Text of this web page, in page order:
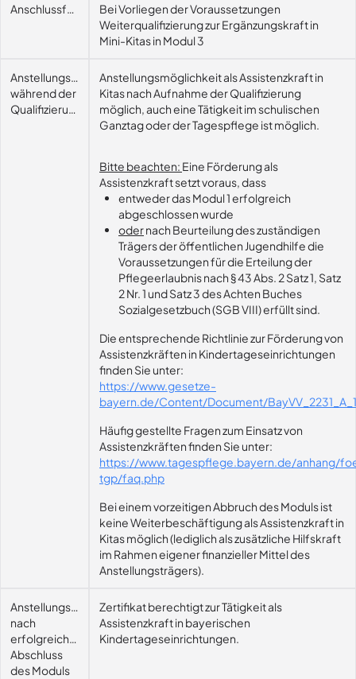
AnschlussfähigkeitBei Vorliegen der Voraussetzungen
Weiterqualifizierung zur Ergänzungskraft in
Mini-Kitas in Modul 3
Anstellungsmöglichkeit
während der
Qualifizierung
Anstellungsmöglichkeit als Assistenzkraft in
Kitas nach Aufnahme der Qualifizierung
möglich, auch eine Tätigkeit im schulischen
Ganztag oder der Tagespflege ist möglich.
Bitte beachten: Eine Förderung als
Assistenzkraft setzt voraus, dass
entweder das Modul 1 erfolgreich
abgeschlossen wurde
odernach Beurteilung des zuständigen
Trägers der öffentlichen Jugendhilfe die
Voraussetzungen für die Erteilung der
Pflegeerlaubnis nach § 43 Abs. 2 Satz 1, Satz
2 Nr. 1 und Satz 3 des Achten Buches
Sozialgesetzbuch (SGB VIII) erfüllt sind.
Die entsprechende Richtlinie zur Förderung von
Assistenzkräften in Kindertageseinrichtungen
finden Sie unter:
https://www.gesetze-
bayern.de/Content/Document/
Häufig gestellte Fragen zum Einsatz von
Assistenzkräften finden Sie unter:
https://www.tagespflege.bayern.de/anhang/
tgp/faq.php
Bei einem vorzeitigen Abbruch des Moduls ist
keine Weiterbeschäftigung als Assistenzkraft in
Kitas möglich (lediglich als zusätzliche Hilfskraft
im Rahmen eigener finanzieller Mittel des
Anstellungsträgers).
Anstellungsmöglichkeit
nach
erfolgreichem
Abschluss
des Moduls
Zertifikat berechtigt zur Tätigkeit als
Assistenzkraft in bayerischen
Kindertageseinrichtungen.